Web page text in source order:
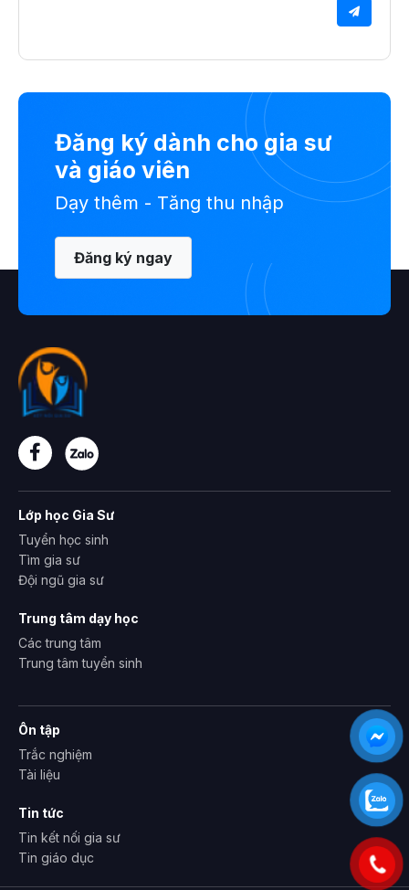
Đăng ký dành cho gia sư
và giáo viên
Dạy thêm - Tăng thu nhập
Đăng ký ngay
Lớp học Gia Sư
Tuyển học sinh
Tìm gia sư
Đội ngũ gia sư
Trung tâm dạy học
Các trung tâm
Trung tâm tuyển sinh
Ôn tập
Trắc nghiệm
Tài liệu
Tin tức
Tin kết nối gia sư
Tin giáo dục